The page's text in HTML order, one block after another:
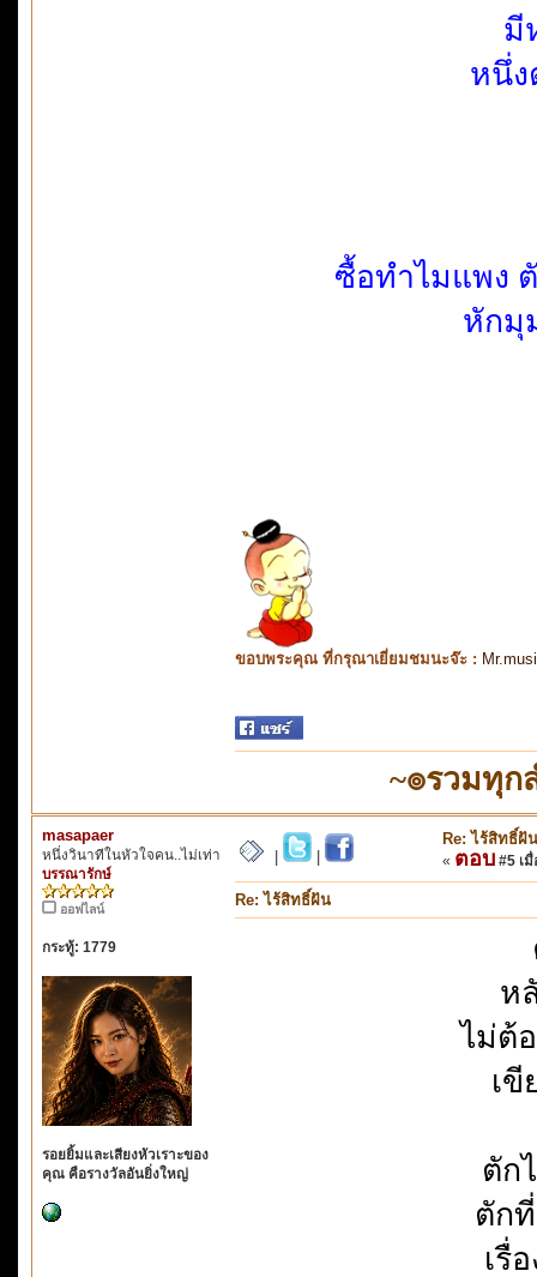
มี
หนึ่
ซื้อทำไมแพง
หักมุ
ขอบพระคุณ ที่กรุณาเยี่ยมชมนะจ๊ะ :
~๏รวมทุ
masapaer
หนึ่งวินาทีในหัวใจคน..ไม่เท่า
บรรณารักษ์
ออฟไลน์
กระทู้: 1779
รอยยิ้มและเสียงหัวเราะของ
คุณ คือรางวัลอันยิ่งใหญ่
Re: ไร้สิทธิ์ฝัน
« ตอบ #5 เมื่
Re: ไร้สิทธิ์ฝัน
ห
ไม่ต้
เ
ตัก
ตัก
เรื่